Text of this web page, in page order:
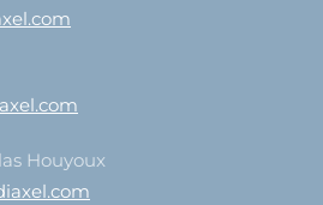
Houyoux